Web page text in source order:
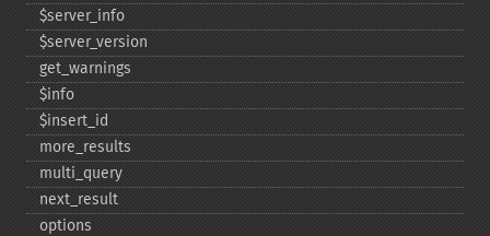
$server_​info
$server_​version
get_​warnings
$info
$insert_​id
more_​results
multi_​query
next_​result
options